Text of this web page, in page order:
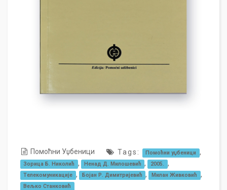
Помоћни Уџбеници Tags: Помоћни уџбеници ,
Зорица Б. Николић , Ненад Д. Милошевић , 2005. ,
Телекомуникације , Бојан Р. Димитријевић , Милан Живковић ,
Вељко Станковић